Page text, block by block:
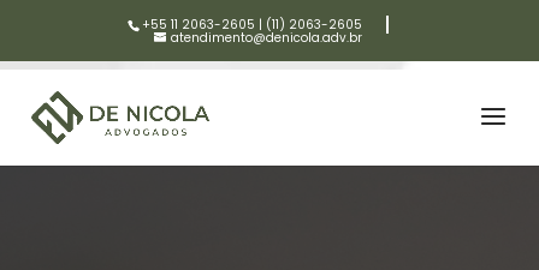
+55 11 2063-2605 | (11) 2063-2605
atendimento@denicola.adv.br